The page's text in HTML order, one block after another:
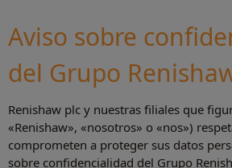
Aviso sobre
del Grupo
Renishaw plc y nuestras filiales que
«Renishaw», «nosotros» o «nos»)
comprometen a proteger sus datos
sobre confidencialidad del Grupo